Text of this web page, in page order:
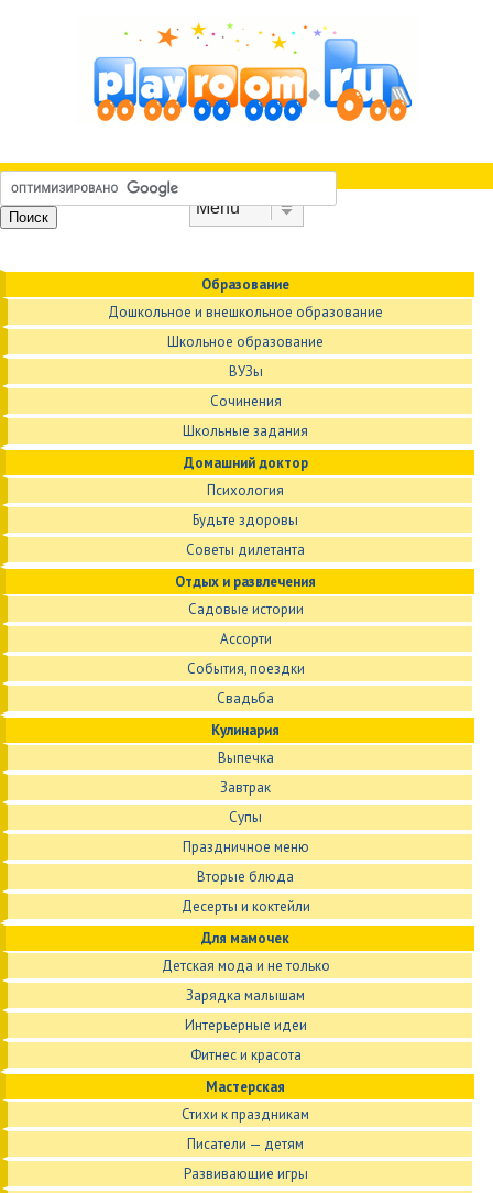
Образование
Дошкольное и внешкольное образование
Школьное образование
ВУЗы
Сочинения
Школьные задания
Домашний доктор
Психология
Будьте здоровы
Советы дилетанта
Отдых и развлечения
Садовые истории
Ассорти
События, поездки
Свадьба
Кулинария
Выпечка
Завтрак
Супы
Праздничное меню
Вторые блюда
Десерты и коктейли
Для мамочек
Детская мода и не только
Зарядка малышам
Интерьерные идеи
Фитнес и красота
Мастерская
Стихи к праздникам
Писатели — детям
Развивающие игры